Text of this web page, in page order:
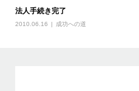
法人手続き完了
2010.06.16 成功への道